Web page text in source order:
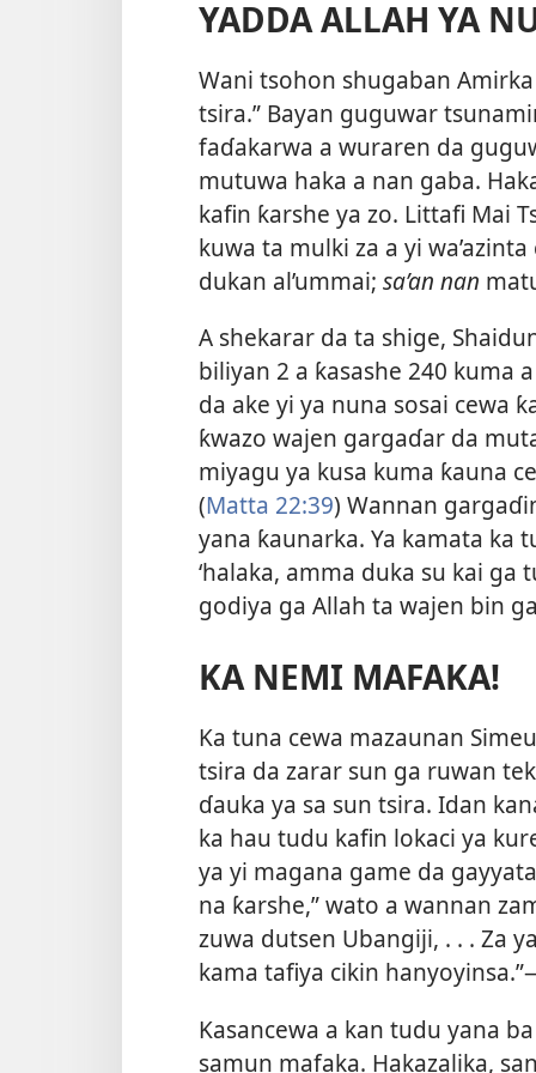
YADDA ALLAH YA
Wani tsohon shugaban
tsira.” Bayan guguwar
faɗakarwa a wuraren da
mutuwa haka a nan gaba.
kafin ƙarshe ya zo. Littafi Mai
kuwa ta mulki za a yi
dukan al’ummai; sa’an nan
A shekarar da ta shige,
biliyan 2 a ƙasashe 240 kuma
da ake yi ya nuna sosai cewa
ƙwazo wajen gargaɗar da
miyagu ya kusa kuma ƙauna
(Matta 22:39) Wannan
yana ƙaunarka. Ya kamata ka
‘halaka, amma duka su kai ga
godiya ga Allah ta wajen bin
KA NEMI MAFAKA!
Ka tuna cewa mazaunan
tsira da zarar sun ga ruwan
ɗauka ya sa sun tsira. Idan
ka hau tudu kafin lokaci ya
ya yi magana game da
na ƙarshe,” wato a wannan
zuwa dutsen Ubangiji, . . . Za
kama tafiya cikin
Kasancewa a kan tudu yana
samun mafaka. Hakazalika,